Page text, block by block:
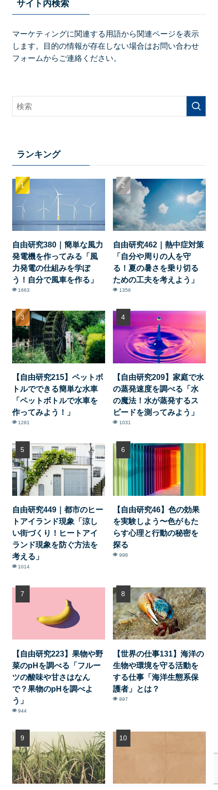
サイト内検索
マーケティングに関連する用語から関連ページを表示
します。目的の情報が存在しない場合はお問い合わせ
フォームからご連絡ください。
ランキング
自由研究380｜簡単な風力
発電機を作ってみる「風
力発電の仕組みを学ぼ
う！自分で風車を作る」
1663
自由研究462｜熱中症対策
「自分や周りの人を守
る！夏の暑さを乗り切る
ための工夫を考えよう」
1356
【自由研究215】ペットボ
トルでできる簡単な水車
「ペットボトルで水車を
作ってみよう！」
1281
【自由研究209】家庭で水
の蒸発速度を調べる「水
の魔法！水が蒸発するス
ピードを測ってみよう」
1031
自由研究449｜都市のヒー
トアイランド現象「涼し
い街づくり！ヒートアイ
ランド現象を防ぐ方法を
考える」
1014
【自由研究46】色の効果
を実験しよう〜色がもた
らす心理と行動の秘密を
探る
998
【自由研究223】果物や野
菜のpHを調べる「フルー
ツの酸味や甘さはなん
で？果物のpHを調べよ
う」
944
【世界の仕事131】海洋の
生物や環境を守る活動を
する仕事「海洋生態系保
護者」とは？
897